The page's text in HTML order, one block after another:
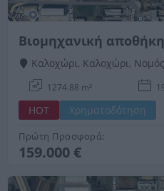
Βιομηχανική
Καλοχώρι, Καλοχώρι,
1274.88 m²
HOT Χρηματοδότηση
Πρώτη Προσφορά:
159.000 €